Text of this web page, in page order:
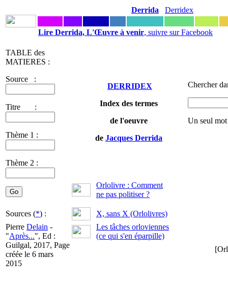
Derrida Derridex
Lire Derrida, L'Œuvre à venir, suivre sur Facebook
TABLE des
MATIERES :
Source :
Titre :
Thème 1 :
Thème 2 :
DERRIDEX
Index des termes
de l'oeuvre
de Jacques Derrida
Chercher
Un seul
Orlolivre : Comment
ne pas politiser ?
Sources (*) :
X, sans X (Orlolivres)
Pierre Delain -
"Après...", Ed :
Guilgal, 2017, Page
créée le 6 mars
2015
Les tâches orloviennes
(ce qui s'en éparpille)